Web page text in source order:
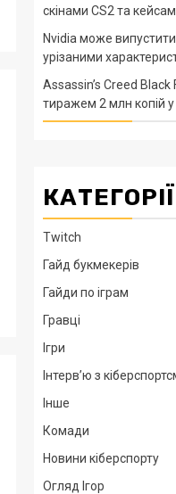
скінами CS2 та
Nvidia може випустити
урізаними
Assassin’s Creed
тиражем 2 млн копій у
КАТЕГОРІЇ
Twitch
Гайд букмекерів
Гайди по іграм
Гравці
Ігри
Інтерв’ю з
Інше
Комади
Новини кіберспорту
Огляд Ігор